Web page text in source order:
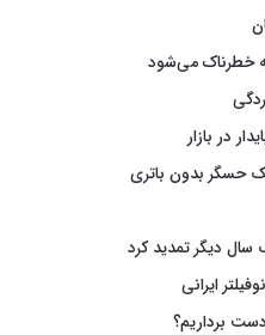
خطرناک می‌شود
در بازار
حسگر بدون باتری
برداریم؟